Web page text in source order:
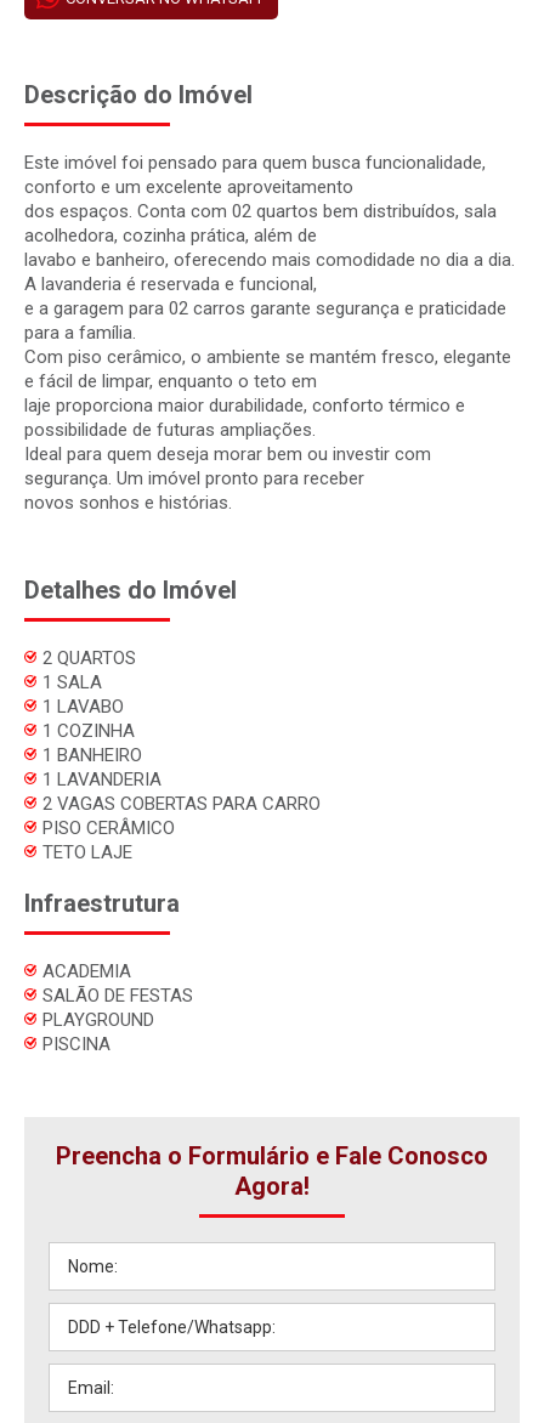
Descrição do Imóvel
Este imóvel foi pensado para quem busca funcionalidade,
conforto e um excelente aproveitamento
dos espaços. Conta com 02 quartos bem distribuídos, sala
acolhedora, cozinha prática, além de
lavabo e banheiro, oferecendo mais comodidade no dia a dia.
A lavanderia é reservada e funcional,
e a garagem para 02 carros garante segurança e praticidade
para a família.
Com piso cerâmico, o ambiente se mantém fresco, elegante
e fácil de limpar, enquanto o teto em
laje proporciona maior durabilidade, conforto térmico e
possibilidade de futuras ampliações.
Ideal para quem deseja morar bem ou investir com
segurança. Um imóvel pronto para receber
novos sonhos e histórias.
Detalhes do Imóvel
2 QUARTOS
1 SALA
1 LAVABO
1 COZINHA
1 BANHEIRO
1 LAVANDERIA
2 VAGAS COBERTAS PARA CARRO
PISO CERÂMICO
TETO LAJE
Infraestrutura
ACADEMIA
SALÃO DE FESTAS
PLAYGROUND
PISCINA
Preencha o Formulário e Fale Conosco
Agora!